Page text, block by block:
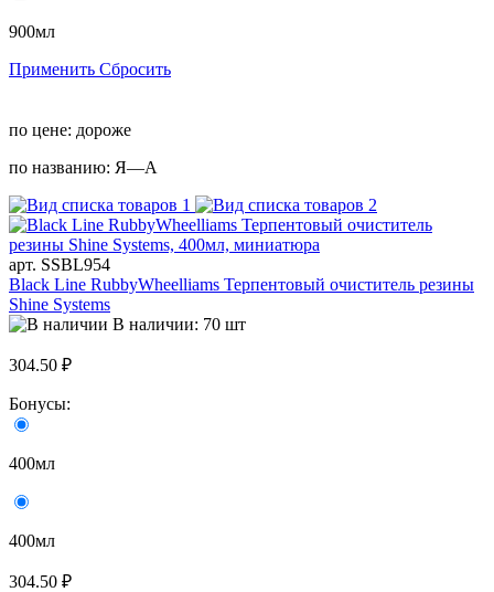
900мл
Применить Сбросить
по цене: дороже
по названию: Я—А
арт. SSBL954
Black Line RubbyWheelliams Терпентовый очиститель резины
Shine Systems
В наличии: 70 шт
304.50 ₽
Бонусы:
400мл
400мл
304.50 ₽